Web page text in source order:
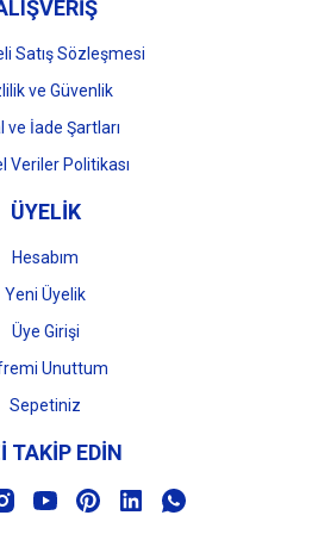
Satış Sözleşmesi
ve Güvenlik
ve İade Şartları
Veriler Politikası
ÜYELİK
Hesabım
Yeni Üyelik
Üye Girişi
Unuttum
Sepetiniz
TAKİP EDİN